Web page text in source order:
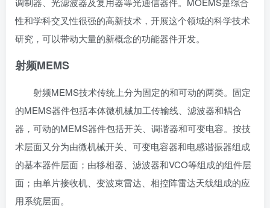
性和学科交叉性很强的高新技术，开展这个领域的科学技术
研究，可以带动大量的新概念的功能器件开发。
射频MEMS
射频MEMS技术传统上分为固定的和可动的两类。固定
的MEMS器件包括本体微机械加工传输线 、滤波器和耦合
器 ，可动的MEMS器件包括开关、 调谐器和可变电容。按技
术层面又分为由微机械开关、 可变电容器和电感谐振器组成
的基本器件层面；由移相器 、滤波器和VCO等组成的组件层
面；由单片接收机、变波束雷达、相控阵雷达天线组成的应
用系统层面。